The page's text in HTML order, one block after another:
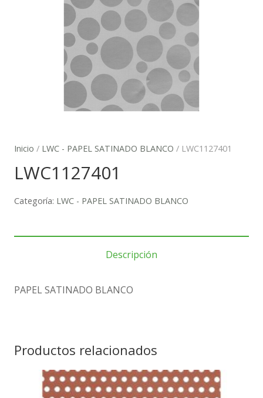
DONDE ESTAMOS
Inicio / LWC - PAPEL SATINADO BLANCO / LWC1127401
LWC1127401
Categoría: LWC - PAPEL SATINADO BLANCO
Descripción
PAPEL SATINADO BLANCO
Productos relacionados